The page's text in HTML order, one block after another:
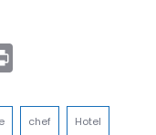
chef Hotel